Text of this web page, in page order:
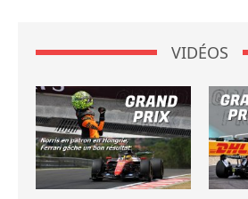
VIDÉOS